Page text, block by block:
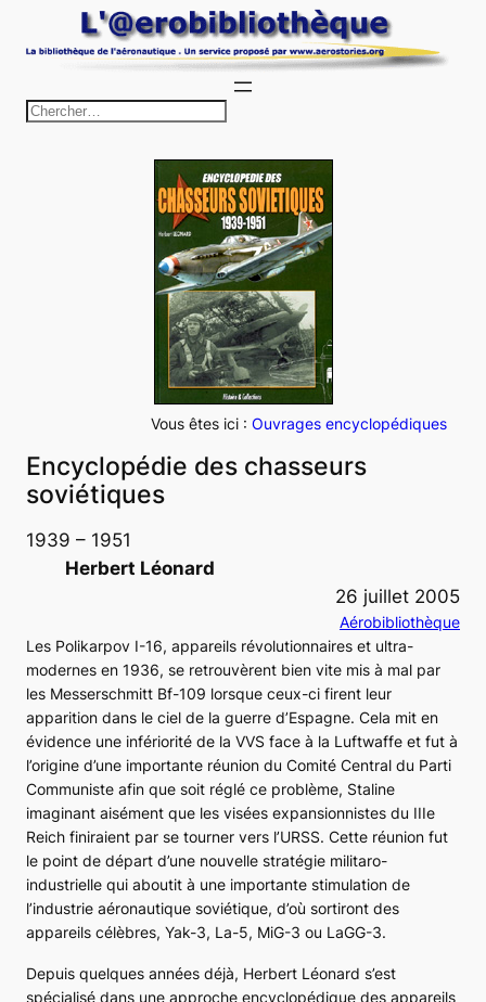
au
c
h
e
r
c
h
e
r
Vous êtes ici : Ouvrages encyclopédiques
Encyclopédie des chasseurs
soviétiques
1939 – 1951
Herbert Léonard
26 juillet 2005
Aérobibliothèque
Les Polikarpov I-16, appareils révolutionnaires et ultra-
modernes en 1936, se retrouvèrent bien vite mis à mal par
les Messerschmitt Bf-109 lorsque ceux-ci firent leur
apparition dans le ciel de la guerre d’Espagne. Cela mit en
évidence une infériorité de la VVS face à la Luftwaffe et fut à
l’origine d’une importante réunion du Comité Central du Parti
Communiste afin que soit réglé ce problème, Staline
imaginant aisément que les visées expansionnistes du IIIe
Reich finiraient par se tourner vers l’URSS. Cette réunion fut
le point de départ d’une nouvelle stratégie militaro-
industrielle qui aboutit à une importante stimulation de
l’industrie aéronautique soviétique, d’où sortiront des
appareils célèbres, Yak-3, La-5, MiG-3 ou LaGG-3.
Depuis quelques années déjà, Herbert Léonard s’est
spécialisé dans une approche encyclopédique des appareils